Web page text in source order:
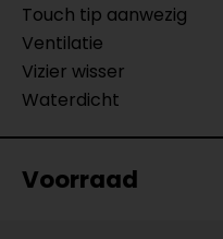
Touch tip aanwezig
Ventilatie
Vizier wisser
Waterdicht
Voorraad